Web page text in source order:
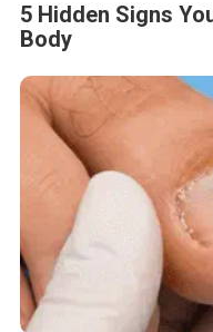
5 Hidden Signs
Body